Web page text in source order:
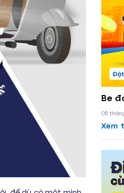
Be
05
Xem